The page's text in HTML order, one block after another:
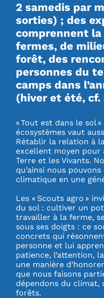
2 samedis par
sorties) ; des
comprennent
fermes, de
forêt, des
personnes du
camps dans
(hiver et été, cf.
« Tout est dans le sol
écosystèmes vaut
Rétablir la relation à
excellent moyen pour
Terre et les Vivants.
qu’ainsi nous
climatique en une
Les « Scouts agro »
du sol : cultiver un
travailler à la ferme,
sous ses doigts : ce
concrets qui
personne et lui
patience, l’attention,
une manière
que nous faisons
dépendons du climat,
forêts.